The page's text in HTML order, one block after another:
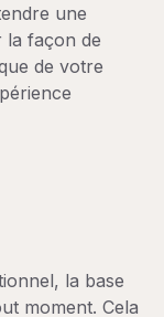
une
la façon de
de votre
la base
moment. Cela